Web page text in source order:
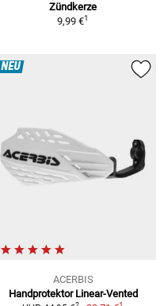
Zündkerze
9,99 €1
NEU
ACERBIS
Handprotektor Linear-Vented